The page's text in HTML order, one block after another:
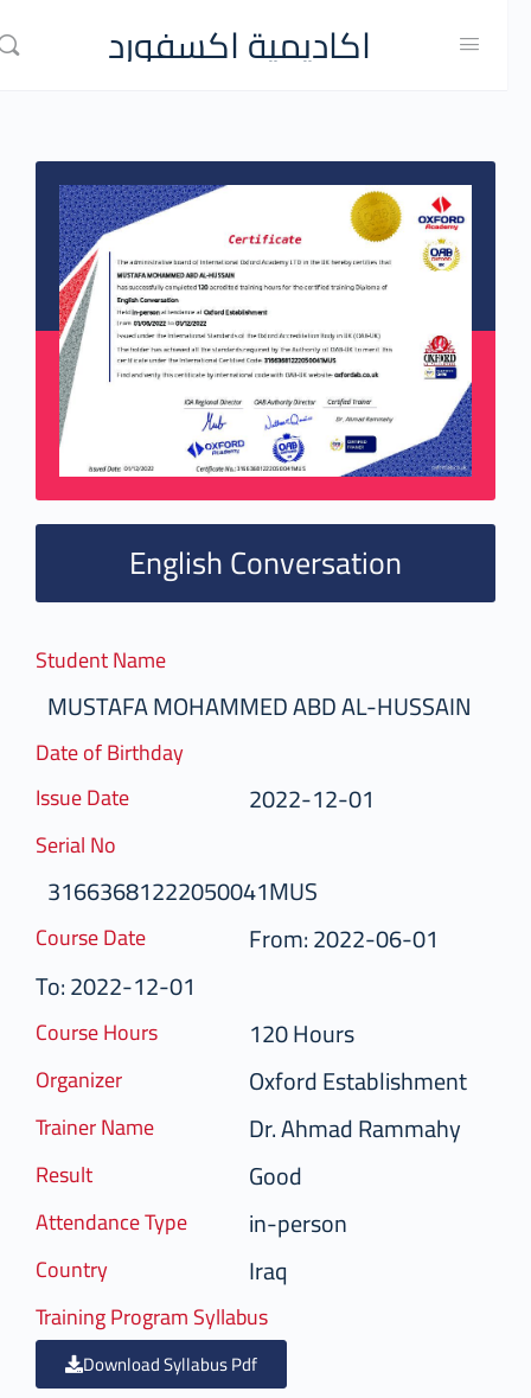
اكاديمية اكسفورد
English Conversation
Student Name
MUSTAFA MOHAMMED ABD AL-HUSSAIN
Date of Birthday
Issue Date
2022-12-01
Serial No
31663681222050041MUS
Course Date
From: 2022-06-01
To: 2022-12-01
Course Hours 120 Hours
Organizer Oxford Establishment
Trainer Name Dr. Ahmad Rammahy
Result Good
Attendance Type in-person
Country Iraq
Training Program Syllabus
Download Syllabus Pdf